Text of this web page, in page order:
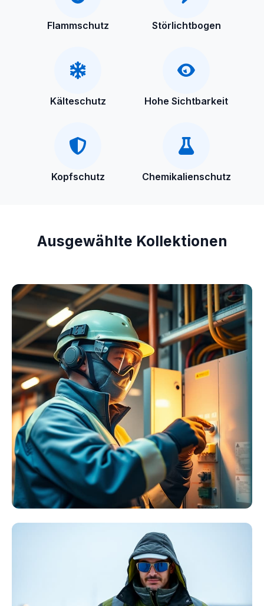
Flammschutz Störlichtbogen
Kälteschutz Hohe Sichtbarkeit
Kopfschutz Chemikalienschutz
Ausgewählte Kollektionen
Störlichtbogen
Komplett-Sets